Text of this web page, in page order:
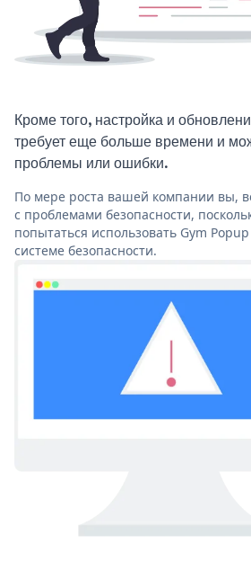
Кроме того, настройка и
требует еще больше времени и
проблемы или ошибки.
По мере роста вашей компании вы,
с проблемами безопасности,
попытаться использовать Gym
системе безопасности.